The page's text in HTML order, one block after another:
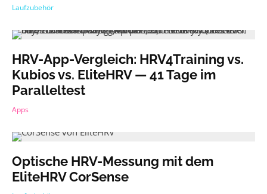
Laufzubehör
HRV-App-Vergleich: HRV4Training vs.
Kubios vs. EliteHRV — 41 Tage im
Paralleltest
Apps
Optische HRV-Messung mit dem
EliteHRV CorSense